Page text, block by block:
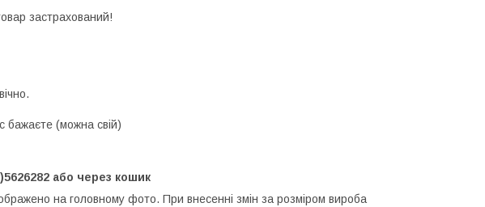
застрахований!
бажаєте (можна свій)
або через кошик
на головному фото. При внесенні змін за розміром вироба